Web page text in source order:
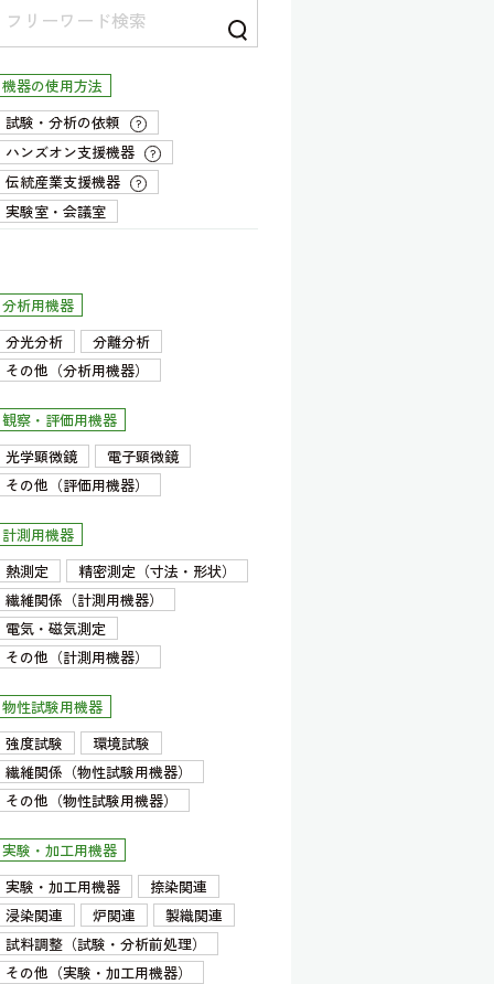
機器の使用方法
試験・分析の依頼
?
ハンズオン支援機器 ?
伝統産業支援機器 ?
実験室・会議室
分析用機器
分光分析
分離分析
その他（分析用機器）
観察・評価用機器
光学顕微鏡
電子顕微鏡
その他（評価用機器）
計測用機器
熱測定
精密測定（寸法・形状）
繊維関係（計測用機器）
電気・磁気測定
その他（計測用機器）
物性試験用機器
強度試験
環境試験
繊維関係（物性試験用機器）
その他（物性試験用機器）
実験・加工用機器
実験・加工用機器
捺染関連
浸染関連
炉関連
製織関連
試料調整（試験・分析前処理）
その他（実験・加工用機器）